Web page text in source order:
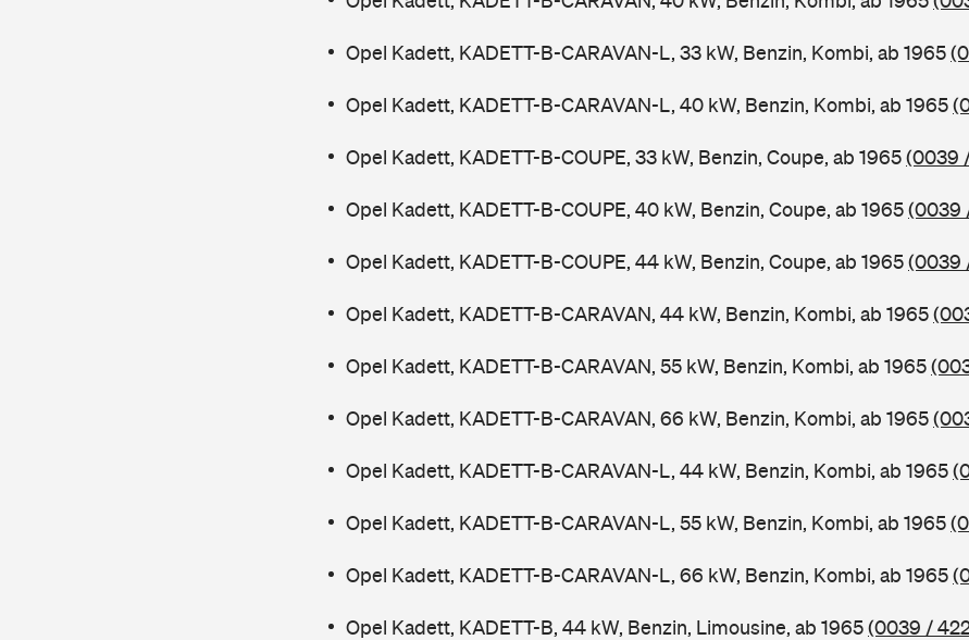
Opel Kadett, KADETT-B-CARAVAN-L, 33 kW, Benzin, Kombi, ab 1965
Opel Kadett, KADETT-B-CARAVAN-L, 40 kW, Benzin, Kombi, ab 1965
Opel Kadett, KADETT-B-COUPE, 33 kW, Benzin, Coupe, ab 1965(0039
Opel Kadett, KADETT-B-COUPE, 40 kW, Benzin, Coupe, ab 1965(0039
Opel Kadett, KADETT-B-COUPE, 44 kW, Benzin, Coupe, ab 1965(0039
Opel Kadett, KADETT-B-CARAVAN, 44 kW, Benzin, Kombi, ab 1965
Opel Kadett, KADETT-B-CARAVAN, 55 kW, Benzin, Kombi, ab 1965
Opel Kadett, KADETT-B-CARAVAN, 66 kW, Benzin, Kombi, ab 1965
Opel Kadett, KADETT-B-CARAVAN-L, 44 kW, Benzin, Kombi, ab 1965
Opel Kadett, KADETT-B-CARAVAN-L, 55 kW, Benzin, Kombi, ab 1965
Opel Kadett, KADETT-B-CARAVAN-L, 66 kW, Benzin, Kombi, ab 1965
Opel Kadett, KADETT-B, 44 kW, Benzin, Limousine, ab 1965(0039 /